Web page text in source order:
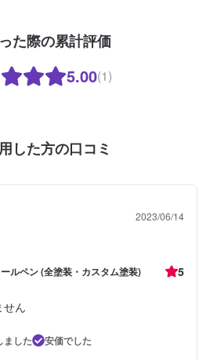
た際の累計評価
5.00(1)
した方の口コミ
2023/06/14
ルペン (全塗装・カスタム塗装) 5
せん
ました
安価でした